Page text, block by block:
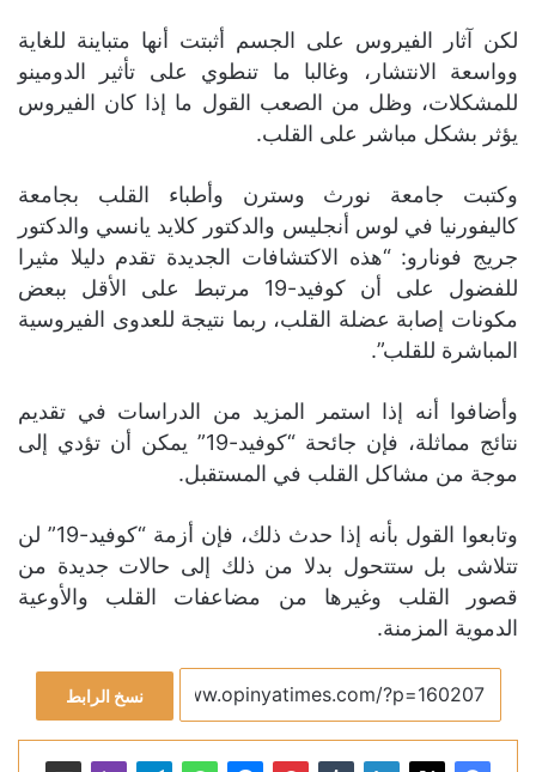
لكن آثار الفيروس على الجسم أثبتت أنها متباينة للغاية
وواسعة الانتشار، وغالبا ما تنطوي على تأثير الدومينو
للمشكلات، وظل من الصعب القول ما إذا كان الفيروس
يؤثر بشكل مباشر على القلب.
وكتبت جامعة نورث وسترن وأطباء القلب بجامعة
كاليفورنيا في لوس أنجليس والدكتور كلايد يانسي والدكتور
جريج فونارو: “هذه الاكتشافات الجديدة تقدم دليلا مثيرا
للفضول على أن كوفيد-19 مرتبط على الأقل ببعض
مكونات إصابة عضلة القلب، ربما نتيجة للعدوى الفيروسية
المباشرة للقلب”.
وأضافوا أنه إذا استمر المزيد من الدراسات في تقديم
نتائج مماثلة، فإن جائحة “كوفيد-19” يمكن أن تؤدي إلى
موجة من مشاكل القلب في المستقبل.
وتابعوا القول بأنه إذا حدث ذلك، فإن أزمة “كوفيد-19” لن
تتلاشى بل ستتحول بدلا من ذلك إلى حالات جديدة من
قصور القلب وغيرها من مضاعفات القلب والأوعية
الدموية المزمنة.
نسخ الرابط